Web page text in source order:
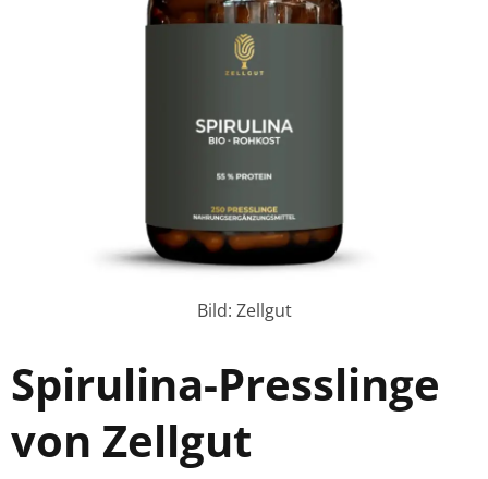
Bild: Zellgut
Spirulina-Presslinge
von Zellgut